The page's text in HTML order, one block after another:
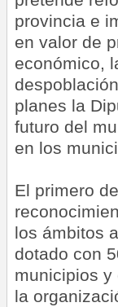
provincia e
en valor de
económico,
planes la
futuro del
en los
El primero
los ámbitos
dotado con
municipios y
la